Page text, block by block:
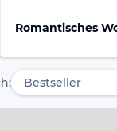
Romantisches